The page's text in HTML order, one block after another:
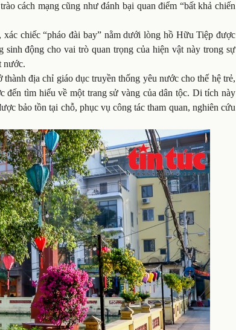
cách mạng cũng như đánh bại quan điểm “bất khả chiến
chiếc “pháo đài bay” nằm dưới lòng hồ Hữu Tiệp được
động cho vai trò quan trọng của hiện vật này trong sự
nước.
địa chỉ giáo dục truyền thống yêu nước cho thế hệ trẻ,
đến tìm hiểu về một trang sử vàng của dân tộc. Di tích này
bảo tồn tại chỗ, phục vụ công tác tham quan, nghiên cứu